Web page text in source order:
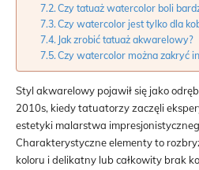
Czy tatuaż watercolor boli
Czy watercolor jest tylko dla
Jak zrobić tatuaż akwarelowy?
Czy watercolor można zakryć
Styl akwarelowy pojawił się jako
2010s, kiedy tatuatorzy zaczęli
estetyki malarstwa
Charakterystyczne elementy to
koloru i delikatny lub całkowity brak